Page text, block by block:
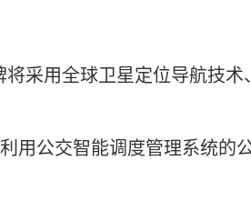
将采用全球卫星定位导航技
利用公交智能调度管理系统的